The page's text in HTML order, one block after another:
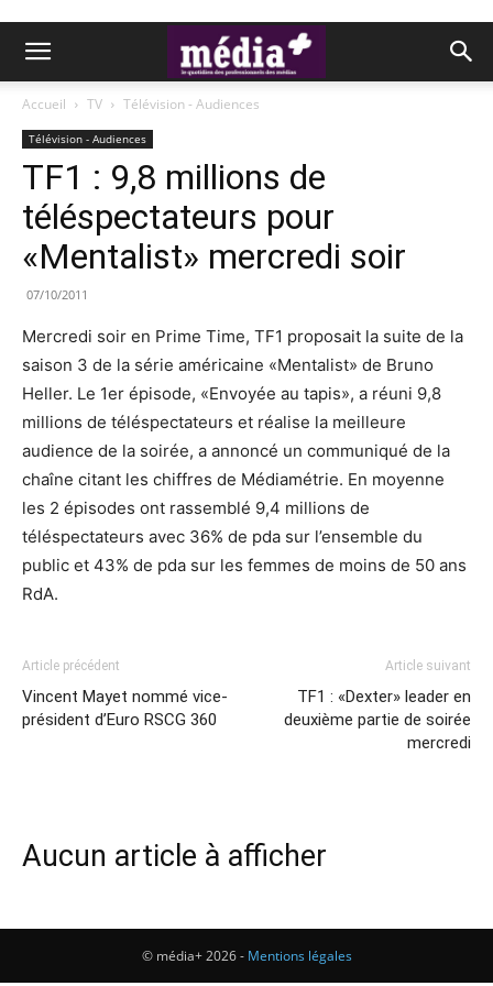
Accueil TV Télévision - Audiences
Télévision - Audiences
TF1 : 9,8 millions de
téléspectateurs pour
«Mentalist» mercredi soir
07/10/2011
Mercredi soir en Prime Time, TF1 proposait la suite de la
saison 3 de la série américaine «Mentalist» de Bruno
Heller. Le 1er épisode, «Envoyée au tapis», a réuni 9,8
millions de téléspectateurs et réalise la meilleure
audience de la soirée, a annoncé un communiqué de la
chaîne citant les chiffres de Médiamétrie. En moyenne
les 2 épisodes ont rassemblé 9,4 millions de
téléspectateurs avec 36% de pda sur l’ensemble du
public et 43% de pda sur les femmes de moins de 50 ans
RdA.
Article précédent
Vincent Mayet nommé vice-
président d’Euro RSCG 360
Article suivant
TF1 : «Dexter» leader en
deuxième partie de soirée
mercredi
Aucun article à afficher
© média+ 2026 - Mentions légales